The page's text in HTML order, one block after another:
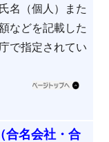
名（個人）また
などを記載した
で指定されてい
合名会社・合